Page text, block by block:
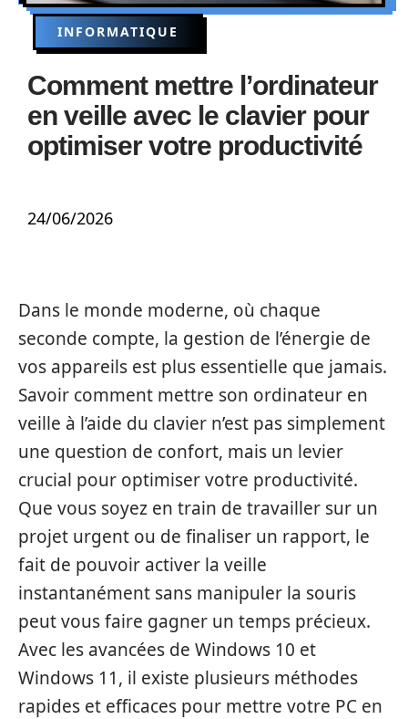
INFORMATIQUE
Comment mettre l’ordinateur
en veille avec le clavier pour
optimiser votre productivité
24/06/2026
Dans le monde moderne, où chaque
seconde compte, la gestion de l’énergie de
vos appareils est plus essentielle que jamais.
Savoir comment mettre son ordinateur en
veille à l’aide du clavier n’est pas simplement
une question de confort, mais un levier
crucial pour optimiser votre productivité.
Que vous soyez en train de travailler sur un
projet urgent ou de finaliser un rapport, le
fait de pouvoir activer la veille
instantanément sans manipuler la souris
peut vous faire gagner un temps précieux.
Avec les avancées de Windows 10 et
Windows 11, il existe plusieurs méthodes
rapides et efficaces pour mettre votre PC en